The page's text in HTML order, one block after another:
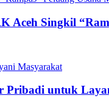
Singkil
Pribadi untuk